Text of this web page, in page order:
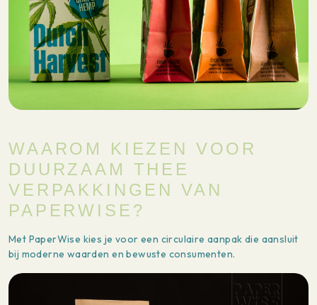
WAAROM KIEZEN VOOR
DUURZAAM THEE
VERPAKKINGEN VAN
PAPERWISE?
Met PaperWise kies je voor een circulaire aanpak die aansluit
bij moderne waarden en bewuste consumenten.